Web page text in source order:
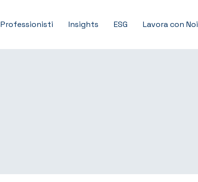
Professionisti Insights ESG Lavora con Noi